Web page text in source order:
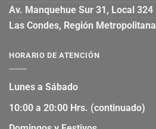
Av. Manquehue Sur 31, Local 324
Las Condes, Región Metropolitana
HORARIO DE ATENCIÓN
Lunes a Sábado
10:00 a 20:00 Hrs. (continuado)